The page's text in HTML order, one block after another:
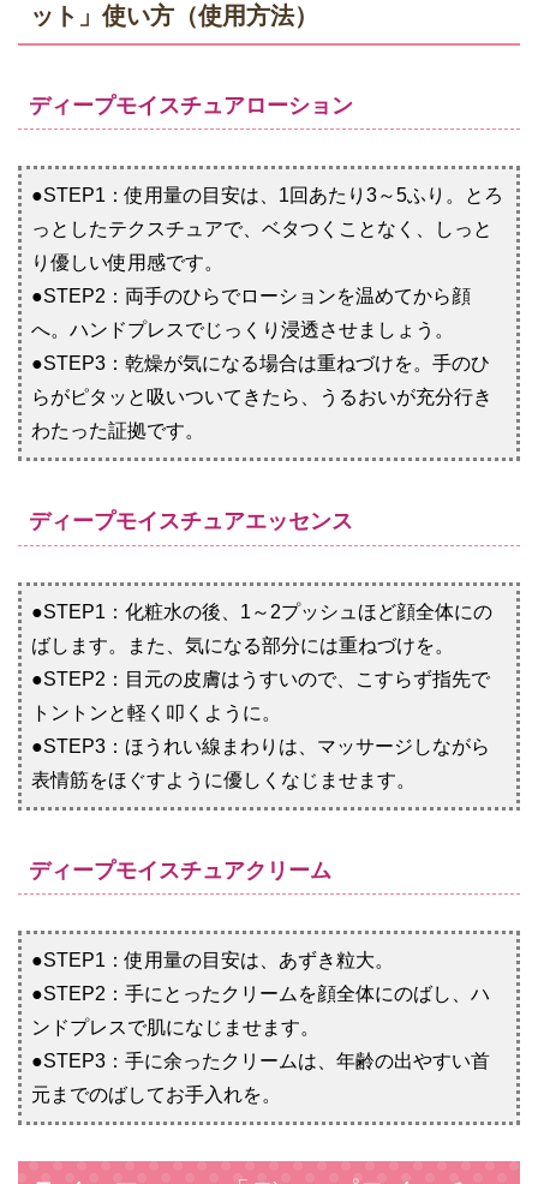
ット」使い方（使用方法）
ディープモイスチュアローション
●STEP1：使用量の目安は、1回あたり3～5ふり。とろ
っとしたテクスチュアで、ベタつくことなく、しっと
り優しい使用感です。
●STEP2：両手のひらでローションを温めてから顔
へ。ハンドプレスでじっくり浸透させましょう。
●STEP3：乾燥が気になる場合は重ねづけを。手のひ
らがピタッと吸いついてきたら、うるおいが充分行き
わたった証拠です。
ディープモイスチュアエッセンス
●STEP1：化粧水の後、1～2プッシュほど顔全体にの
ばします。また、気になる部分には重ねづけを。
●STEP2：目元の皮膚はうすいので、こすらず指先で
トントンと軽く叩くように。
●STEP3：ほうれい線まわりは、マッサージしながら
表情筋をほぐすように優しくなじませます。
ディープモイスチュアクリーム
●STEP1：使用量の目安は、あずき粒大。
●STEP2：手にとったクリームを顔全体にのばし、ハ
ンドプレスで肌になじませます。
●STEP3：手に余ったクリームは、年齢の出やすい首
元までのばしてお手入れを。